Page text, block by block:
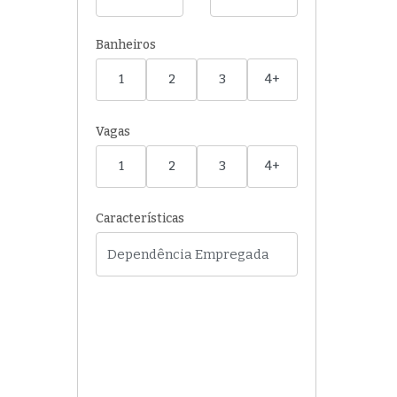
Banheiros
1 2 3 4+
Vagas
1 2 3 4+
Características